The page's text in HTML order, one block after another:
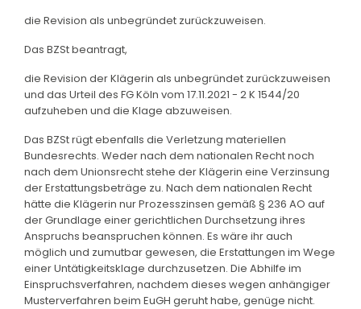
die Revision als unbegründet zurückzuweisen.
Das BZSt beantragt,
die Revision der Klägerin als unbegründet zurückzuweisen
und das Urteil des FG Köln vom 17.11.2021 - 2 K 1544/20
aufzuheben und die Klage abzuweisen.
Das BZSt rügt ebenfalls die Verletzung materiellen
Bundesrechts. Weder nach dem nationalen Recht noch
nach dem Unionsrecht stehe der Klägerin eine Verzinsung
der Erstattungsbeträge zu. Nach dem nationalen Recht
hätte die Klägerin nur Prozesszinsen gemäß § 236 AO auf
der Grundlage einer gerichtlichen Durchsetzung ihres
Anspruchs beanspruchen können. Es wäre ihr auch
möglich und zumutbar gewesen, die Erstattungen im Wege
einer Untätigkeitsklage durchzusetzen. Die Abhilfe im
Einspruchsverfahren, nachdem dieses wegen anhängiger
Musterverfahren beim EuGH geruht habe, genüge nicht.